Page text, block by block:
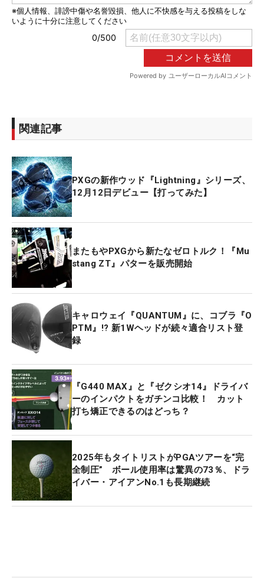
関連記事
PXGの新作ウッド『Lightning』シリーズ、
12月12日デビュー【打ってみた】
またもやPXGから新たなゼロトルク！『Mu
stang ZT』パターを販売開始
キャロウェイ『QUANTUM』に、コブラ『O
PTM』!? 新1Wヘッドが続々適合リスト登
録
『G440 MAX』と『ゼクシオ14』ドライバ
ーのインパクトをガチンコ比較！ カット
打ち矯正できるのはどっち？
2025年もタイトリストがPGAツアーを“完
全制圧” ボール使用率は驚異の73％、ドラ
イバー・アイアンNo.1も長期継続